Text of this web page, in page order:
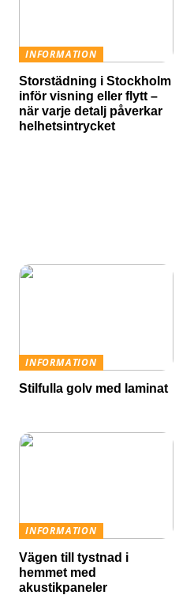
INFORMATION
Storstädning i Stockholm
inför visning eller flytt –
när varje detalj påverkar
helhetsintrycket
INFORMATION
Stilfulla golv med laminat
INFORMATION
Vägen till tystnad i
hemmet med
akustikpaneler